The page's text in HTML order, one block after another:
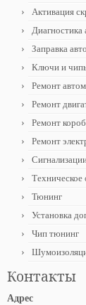
Активация
Диагностика
Заправка
Ключи и
Ремонт
Ремонт
Ремонт
Ремонт
Техническое
Тюнинг
Установка
Чип тюнинг
Контакты
Адрес